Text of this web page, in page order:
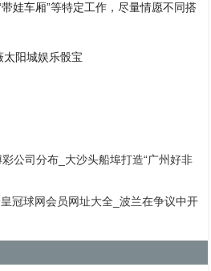
娃车厢”等特定工作，尽量情愿不同搭
阳城娱乐骰宝
公司分布_大沙头船埠打造“广州好非
冠球网会员网址大全_波兰在争议中开